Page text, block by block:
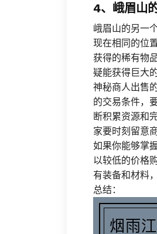
4、峨眉山
峨眉山的另一
现在相同的位
获得的稀有物
疑能获得巨大
神秘商人出售
的交易条件，
断积累资源和
家要时刻留意
如果你能够掌
以较低的价格
有装备和材料
总结：